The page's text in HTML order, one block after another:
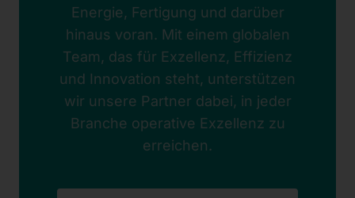
Energie, Fertigung und darüber
hinaus voran. Mit einem globalen
Team, das für Exzellenz, Effizienz
und Innovation steht, unterstützen
wir unsere Partner dabei, in jeder
Branche operative Exzellenz zu
erreichen.